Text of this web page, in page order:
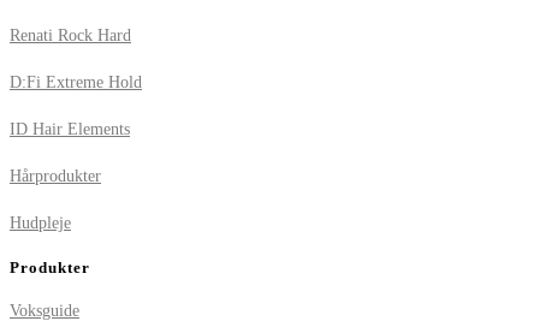
Renati Rock Hard
D:Fi Extreme Hold
ID Hair Elements
Hårprodukter
Hudpleje
Produkter
Voksguide